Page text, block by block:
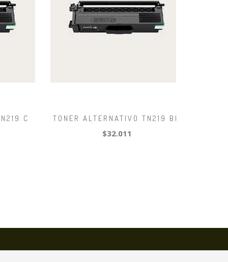
C TONER ALTERNATIVO TN219 BK
$32.011